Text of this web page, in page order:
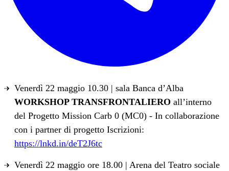
Venerdì 22 maggio 10.30 | sala Banca d’Alba
WORKSHOP TRANSFRONTALIERO all’interno
del Progetto Mission Carb 0 (MC0) - In collaborazione
con i partner di progetto Iscrizioni:
https://lnkd.in/deT2J6tc
Venerdì 22 maggio ore 18.00 | Arena del Teatro sociale